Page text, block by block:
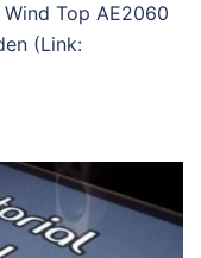
Top AE2060
(Link: